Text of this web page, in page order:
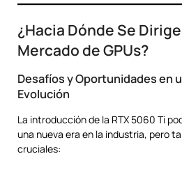
¿Hacia Dónde Se
Mercado de GPUs?
Desafíos y Oportunidades en
Evolución
La introducción de la RTX 5060 Ti
una nueva era en la industria, pero
cruciales: